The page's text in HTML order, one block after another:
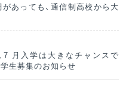
あっても、通信制高校から大
7 月入学は大きなチャンスで
生募集のお知らせ